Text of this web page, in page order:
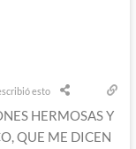
esto
HERMOSAS Y
QUE ME DICEN